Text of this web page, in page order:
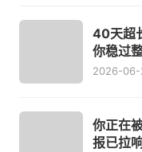
40天超
你稳过
2026-06-
你正在
报已拉